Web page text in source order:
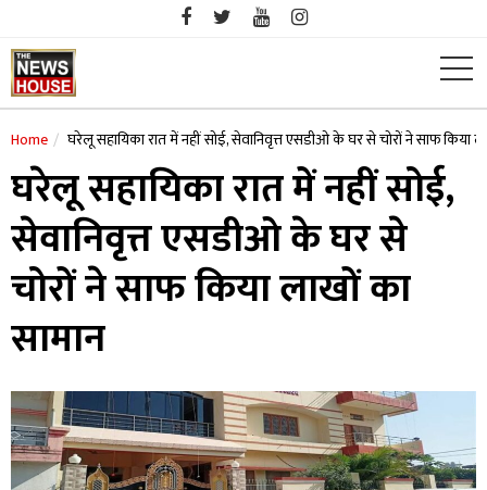
content
Home घरेलू सहायिका रात में नहीं सोई, सेवानिवृत्त एसडीओ के घर से चोरों ने साफ किया
घरेलू सहायिका रात में नहीं सोई,
सेवानिवृत्त एसडीओ के घर से
चोरों ने साफ किया लाखों का
सामान